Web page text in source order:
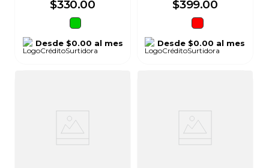
$330.00
Desde$0.00 al mes
$399.00
Desde $0.00 al mes